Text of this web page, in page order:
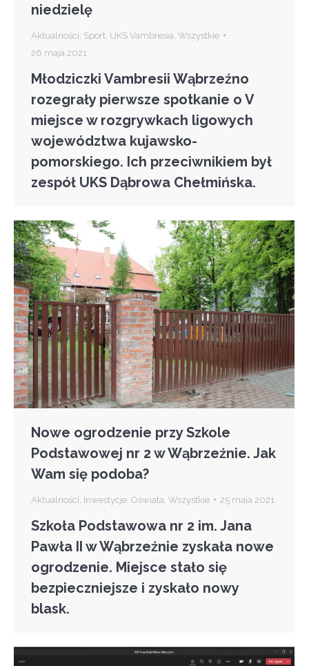
niedzielę
Aktualności Sport UKS Vambresia Wszystkie
26 maja 2021
Młodziczki Vambresii Wąbrzeźno
rozegrały pierwsze spotkanie o V
miejsce w rozgrywkach ligowych
województwa kujawsko-
pomorskiego. Ich przeciwnikiem był
zespół UKS Dąbrowa Chełmińska.
Nowe ogrodzenie przy Szkole
Podstawowej nr 2 w Wąbrzeźnie. Jak
Wam się podoba?
Aktualności Inwestycje Oświata Wszystkie 25 maja 2021
Szkoła Podstawowa nr 2 im. Jana
Pawła II w Wąbrzeźnie zyskała nowe
ogrodzenie. Miejsce stało się
bezpieczniejsze i zyskało nowy
blask.